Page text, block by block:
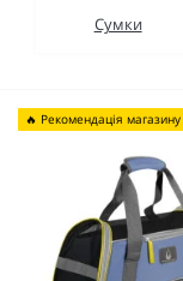
Сумки
🔥 Рекомендація магазину